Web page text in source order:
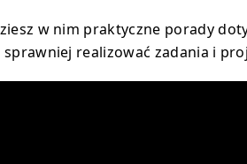
w nim praktyczne porady
sprawniej realizować zadania i